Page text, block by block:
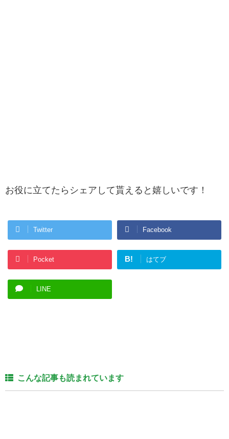
お役に立てたらシェアして貰えると嬉しいです！
Twitter Facebook
Pocket B! はてブ
LINE
こんな記事も読まれています